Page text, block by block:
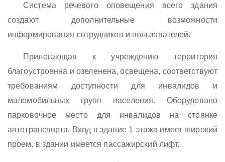
Система речевого оповещения всего здания
создают дополнительные возможности
информирования сотрудников и пользователей.
Прилегающая к учреждению территория
благоустроенна и озеленена, освещена, соответствуют
требованиям доступности для инвалидов и
маломобильных групп населения. Оборудовано
парковочное место для инвалидов на стоянке
автотранспорта. Вход в здание 1 этажа имеет широкий
проем, в здании имеется пассажирский лифт.